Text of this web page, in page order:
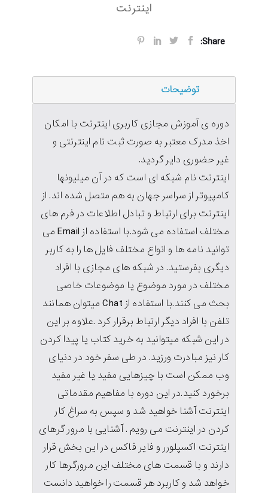
اینترنت
Share:
توضیحات
دوره ی آموزش مجازی کاربری اینترنت با امکان
اخذ مدرک معتبر به صورت ثبت نام اینترنتی و
غیر حضوری دایر گردید.
اینترنت نام شبکه ای است که در آن میلیونها
کامپیوتر از سراسر جهان به هم متصل شده اند. از
اینترنت برای ارتباط و تبادل اطلاعات در فرم های
مختلف استفاده می شود.با استفاده از Email می
توانید نامه ها و انواع مختلف فایل ها را به کاربر
دیگری بفرستید. در شبکه های مجازی با افراد
مختلف در مورد موضوع یا موضوعات خاصی
بحث می کنند.با استفاده از Chat میتوان همانند
تلفن با افراد دیگر ارتباط برقرار کرد .علاوه بر این
در این شبکه میتوانید به خرید کتاب یا پیدا کردن
کار نیز مبادرت ورزید. در طی سفر خود در دنیای
وب ممکن است با چیزهایی مفید یا غیر مفید
برخورد کنید.در این دوره با مفاهیم مقدماتی
اینترنت آشنا خواهید شد و سپس به سراغ کار
کردن در اینترنت می رویم . آشنایی با مرور گرهای
اینترنت اکسپلورر و فایر فاکس در این بخش قرار
دارند و با قسمت های مختلف این مرورگرها کار
خواهد شد و کاربرد هر قسمت را خواهید دانست